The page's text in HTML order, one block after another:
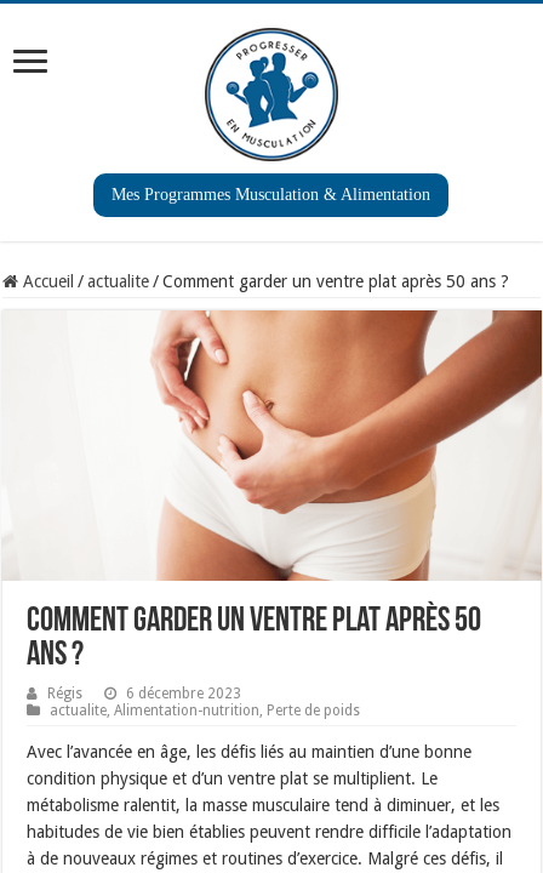
Mes Programmes Musculation & Alimentation
Accueil / actualite / Comment garder un ventre plat après 50 ans ?
Comment garder un ventre plat après 50
ans ?
Régis
6 décembre 2023
actualite ,Alimentation-nutrition Perte de poids
Avec l’avancée en âge, les défis liés au maintien d’une bonne
condition physique et d’un ventre plat se multiplient. Le
métabolisme ralentit, la masse musculaire tend à diminuer, et les
habitudes de vie bien établies peuvent rendre difficile l’adaptation
à de nouveaux régimes et routines d’exercice. Malgré ces défis, il